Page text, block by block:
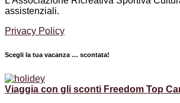
assistenziali.
Privacy Policy
Scegli la tua vacanza … scontata!
Viaggia con gli sconti Freedom Top